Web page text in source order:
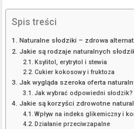
Spis treści
Naturalne słodziki – zdrowa
Jakie są rodzaje naturalnych
Ksylitol, erytrytol i stewia
Cukier kokosowy i fruktoza
Jak wygląda szeroka oferta
Jak wybrać odpowiedni słodzik?
Jakie są korzyści zdrowotne
Wpływ na indeks glikemiczny i
Działanie przeciwzapalne